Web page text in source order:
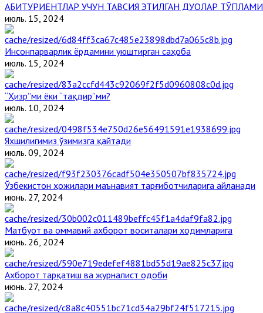
АБИТУРИЕНТЛАР УЧУН ТАВСИЯ ЭТИЛГАН ДУОЛАР ТЎПЛАМИ
июль. 15, 2024
Инсонпарварлик ёрдамини уюштирган саҳоба
июль. 15, 2024
“Ҳизр”ми ёки “тақдир”ми?
июль. 10, 2024
Яхшилигимиз ўзимизга қайтади
июль. 09, 2024
Ўзбекистон ҳожилари маънавият тарғиботчиларига айланади
июнь. 27, 2024
Матбуот ва оммавий ахборот воситалари ходимларига
июнь. 26, 2024
Ахборот тарқатиш ва журналист одоби
июнь. 27, 2024